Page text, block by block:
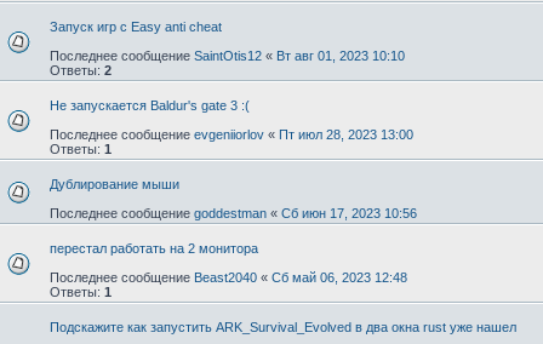
Запуск игр с Easy anti cheat
Последнее сообщение SaintOtis12 « Вт авг 01, 2023 10:10
Ответы: 2
Не запускается Baldur's gate 3 :(
Последнее сообщение evgeniiorlov « Пт июл 28, 2023 13:00
Ответы: 1
Дублирование мыши
Последнее сообщение goddestman « Сб июн 17, 2023 10:56
перестал работать на 2 монитора
Последнее сообщение Beast2040 « Сб май 06, 2023 12:48
Ответы: 1
Подскажите как запустить ARK_Survival_Evolved в два окна rust уже нашел